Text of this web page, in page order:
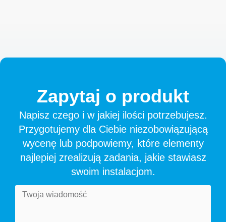
Zapytaj o produkt
Napisz czego i w jakiej ilości potrzebujesz.
Przygotujemy dla Ciebie niezobowiązującą
wycenę lub podpowiemy, które elementy
najlepiej zrealizują zadania, jakie stawiasz
swoim instalacjom.